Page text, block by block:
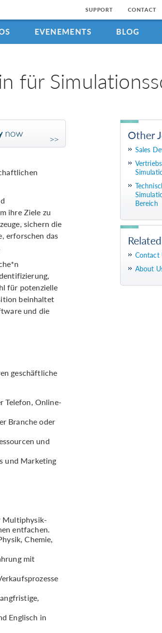
SUPPORT CONTACT
EVENEMENTS BLOG
für
Other
Sales
Bereich
Related
Contact
About
ihre Ziele zu
sichern die
erforschen das
für potenzielle
beinhaltet
und die
geschäftliche
Telefon, Online-
Branche oder
und
und Marketing
Multiphysik-
entfachen.
Chemie,
mit
Englisch in